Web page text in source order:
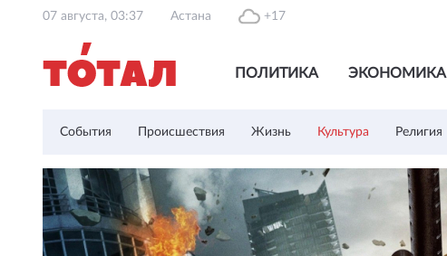
07 августа, 03:37 Астана +17
ПОЛИТИКА ЭКОНОМИКА
События Происшествия Жизнь Культура Религия